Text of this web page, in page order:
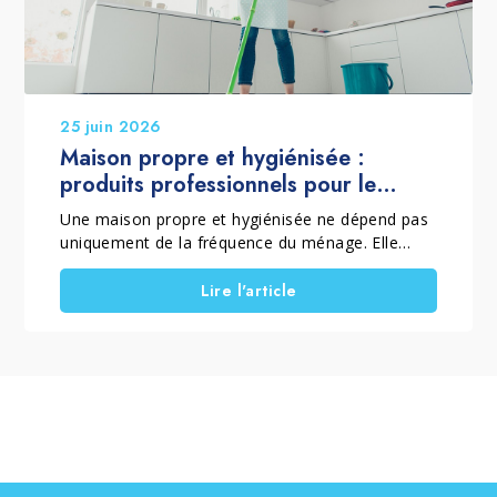
25 juin 2026
Maison propre et hygiénisée :
produits professionnels pour le
nettoyage de la maison
Une maison propre et hygiénisée ne dépend pas
uniquement de la fréquence du ménage. Elle
dépend aussi de la méthode employée et des
produits utilisés. C'est pourquoi, lorsqu'il est
question de produits professionnels pour le
Lire l'article